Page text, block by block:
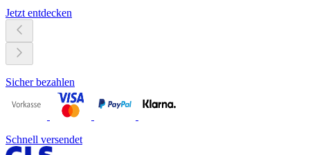
Jetzt entdecken
Sicher bezahlen
Schnell versendet